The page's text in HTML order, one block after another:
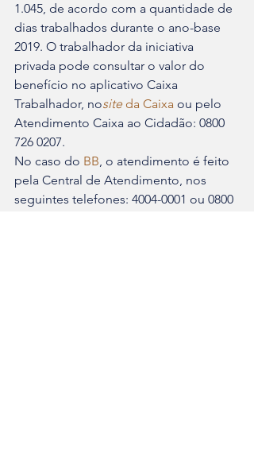
1.045, de acordo com a quantidade de
dias trabalhados durante o ano-base
2019. O trabalhador da iniciativa
privada pode consultar o valor do
benefício no aplicativo Caixa
Trabalhador, nosite da Caixa ou pelo
Atendimento Caixa ao Cidadão: 0800
726 0207.
No caso do BB, o atendimento é feito
pela Central de Atendimento, nos
seguintes telefones: 4004-0001 ou 0800